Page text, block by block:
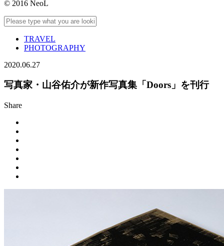
© 2016 NeoL
TRAVEL
PHOTOGRAPHY
2020.06.27
写真家・山谷佑介が新作写真集「Doors」を刊行
Share